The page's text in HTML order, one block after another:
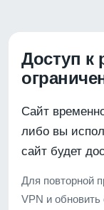
Доступ к
Сайт
либо вы
сайт будет
Для повторной
VPN и обновить